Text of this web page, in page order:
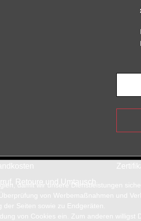
Retoure und Umtausch
damit wir unsere Dienstleistungen
von Werbemaßnahmen und
Seiten sowie zu Endgeräten.
von Cookies ein. Zum anderen